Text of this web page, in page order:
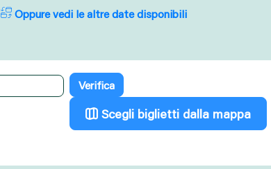
Oppure vedi le altre date disponibili
Scegli biglietti dalla mappa